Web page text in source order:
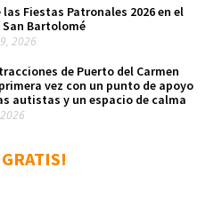
Fiestas Patronales 2026 en el
Bartolomé
2026
de Puerto del Carmen
vez con un punto de apoyo
autistas y un espacio de calma